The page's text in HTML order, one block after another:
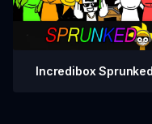
Incredibox Sprunked